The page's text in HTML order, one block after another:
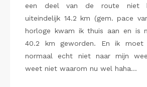
een deel van de route niet
uiteindelijk 14.2 km (gem. pace
horloge kwam ik thuis aan en is
40.2 km geworden. En ik
normaal echt niet naar mijn
weet niet waarom nu wel haha…